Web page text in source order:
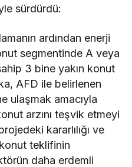
sürdürdü:
ardından enerji
segmentinde A veya
3 bine yakın konut
AFD ile belirlenen
ulaşmak amacıyla
arzını teşvik etmeyi
kararlılığı ve
teklifinin
daha erdemli